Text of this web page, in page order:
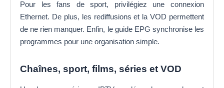
Pour les fans de sport, privilégiez une connexion
Ethernet. De plus, les rediffusions et la VOD permettent
de ne rien manquer. Enfin, le guide EPG synchronise les
programmes pour une organisation simple.
Chaînes, sport, films, séries et VOD